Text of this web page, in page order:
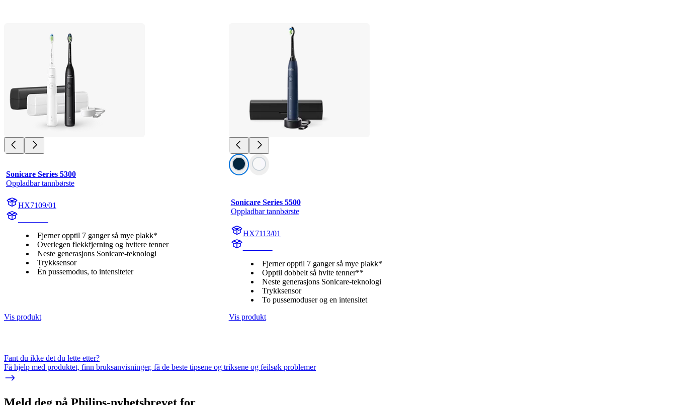
Sonicare Series 5300
Oppladbar tannbørste
HX7109/01
Fjerner opptil 7 ganger så mye plakk*
Overlegen flekkfjerning og hvitere tenner
Neste generasjons Sonicare-teknologi
Trykksensor
Én pussemodus, to intensiteter
Vis produkt
Sonicare Series 5500
Oppladbar tannbørste
HX7113/01
Fjerner opptil 7 ganger så mye plakk*
Opptil dobbelt så hvite tenner**
Neste generasjons Sonicare-teknologi
Trykksensor
To pussemoduser og en intensitet
Vis produkt
Fant du ikke det du lette etter?
Få hjelp med produktet, finn bruksanvisninger, få de beste tipsene og triksene og feilsøk problemer